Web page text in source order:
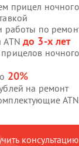
прицел
работы по
ATN до 3-х лет
20%
на ремонт
ATN
консультацию